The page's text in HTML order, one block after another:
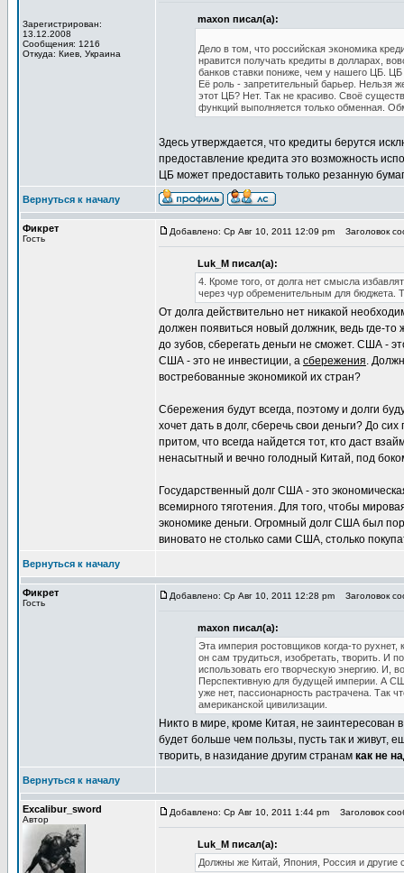
Зарегистрирован:
13.12.2008
Сообщения: 1216
Откуда: Киев, Украина
maxon писал(а):
Дело в том, что российская экономика
нравится получать кредиты в долларах,
банков ставки пониже, чем у нашего ЦБ. ЦБ
Её роль - запретительный барьер. Нельзя
этот ЦБ? Нет. Так не красиво. Своё
функций выполняется только обменная.
Здесь утверждается, что кредиты берутся
предоставление кредита это возможность
ЦБ может предоставить только резанную
Вернуться к началу
Фикрет
Гость
Добавлено: Ср Авг 10, 2011 12:09 pm Заголовок
Luk_M писал(а):
4. Кроме того, от долга нет смысла
через чур обременительным для бюджета.
От долга действительно нет никакой
должен появиться новый должник, ведь где-
до зубов, сберегать деньги не сможет. США -
США - это не инвестиции, а сбережения.
востребованные экономикой их стран?
Сбережения будут всегда, поэтому и долги
хочет дать в долг, сберечь свои деньги? До
притом, что всегда найдется тот, кто даст
ненасытный и вечно голодный Китай, под
Государственный долг США - это
всемирного тяготения. Для того, чтобы
экономике деньги. Огромный долг США был
виновато не столько сами США, столько
Вернуться к началу
Фикрет
Гость
Добавлено: Ср Авг 10, 2011 12:28 pm Заголовок
maxon писал(а):
Эта империя ростовщиков когда-то
он сам трудиться, изобретать, творить. И
использовать его творческую энергию. И,
Перспективную для будущей империи. А
уже нет, пассионарность растрачена. Так
американской цивилизации.
Никто в мире, кроме Китая, не
будет больше чем пользы, пусть так и живут,
творить, в назидание другим странам как не
Вернуться к началу
Excalibur_sword
Автор
Добавлено: Ср Авг 10, 2011 1:44 pm Заголовок
Luk_M писал(а):
Должны же Китай, Япония, Россия и другие